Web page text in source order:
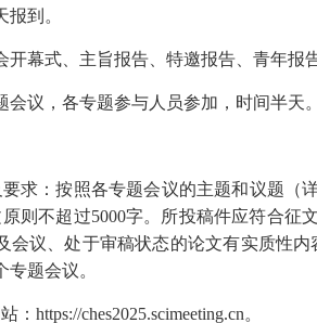
报到。
开幕式、主旨报告、特邀报告、青年报
会议，各专题参与人员参加，时间半天
求：按照各专题会议的主题和议题（
则不超过5000字。所投稿件应符合征
会议、处于审稿状态的论文有实质性
题会议。
：https://ches2025.scimeeting.cn。